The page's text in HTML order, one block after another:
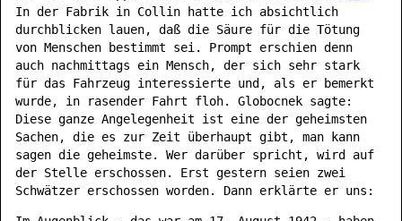
In der Fabrik in Collin hatte ich absichtlich
durchblicken lauen, daß die Säure für die Tötung
von Menschen bestimmt sei. Prompt erschien denn
auch nachmittags ein Mensch, der sich sehr stark
für das Fahrzeug interessierte und, als er bemerkt
wurde, in rasender Fahrt floh. Globocnek sagte:
Diese ganze Angelegenheit ist eine der geheimsten
Sachen, die es zur Zeit überhaupt gibt, man kann
sagen die geheimste. Wer darüber spricht, wird auf
der Stelle erschossen. Erst gestern seien zwei
Schwätzer erschossen worden. Dann erklärte er uns: